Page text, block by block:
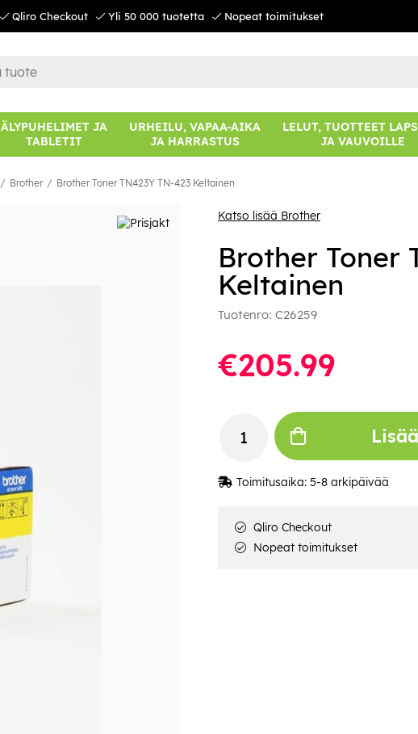
Qliro Checkout Yli 50 000 tuotetta Nopeat toimitukset
ÄLYPUHELIMET JA
TABLETIT
URHEILU, VAPAA-AIKA
JA HARRASTUS
LELUT, TUOTTEET
JA VAUVOILLE
Brother Brother Toner TN423Y TN-423 Keltainen
Katso lisää Brother
Brother Toner
Keltainen
Tuotenro: C26259
€205.99
Toimitusaika: 5-8 arkipäivää
Qliro Checkout
Nopeat toimitukset